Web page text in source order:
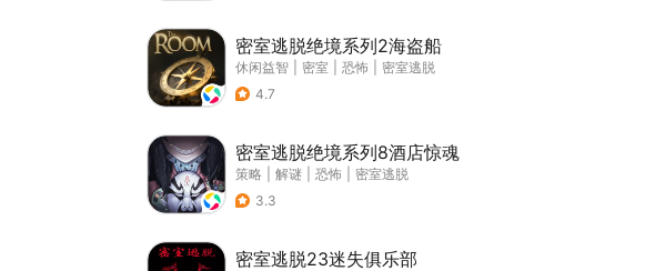
密室逃脱绝境系列2海盗船
休闲益智 密室 恐怖
密室逃脱
4.7
密室逃脱绝境系列8酒店惊魂
策略 解谜 恐怖
密室逃脱
3.3
密室逃脱23迷失俱乐部